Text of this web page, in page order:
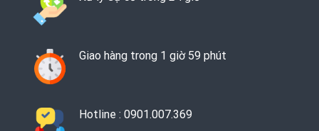
Giao hàng trong 1 giờ 59 phút
Hotline : 0901.007.369